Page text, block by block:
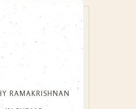
RAMAKRISHNAN